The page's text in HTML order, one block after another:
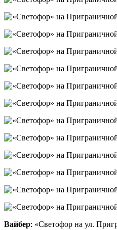
Вайбер: «Светофор на ул.